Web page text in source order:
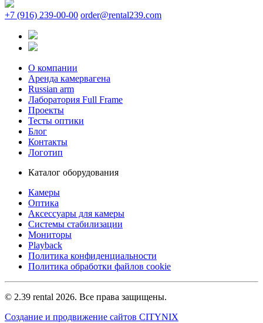
+7 (916) 239-00-00 order@rental239.com
О компании
Аренда камервагена
Russian arm
Лаборатория Full Frame
Проекты
Тесты оптики
Блог
Контакты
Логотип
Каталог оборудования
Камеры
Оптика
Аксессуары для камеры
Системы стабилизации
Мониторы
Playback
Политика конфиденциальности
Политика обработки файлов cookie
© 2.39 rental 2026. Все права защищены.
Создание и продвижение сайтов CITYNIX